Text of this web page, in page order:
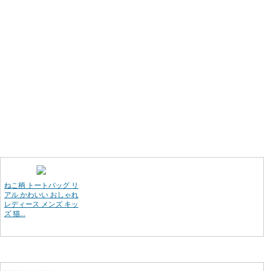
ねこ柄 トートバッグ リ
アル かわいい おしゃれ
レディース メンズ キッ
ズ 猫...